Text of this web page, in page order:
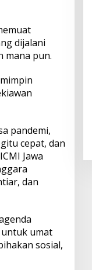
dijalani
mana pun.
pandemi,
cepat, dan
Jawa
dan
umat
sosial,